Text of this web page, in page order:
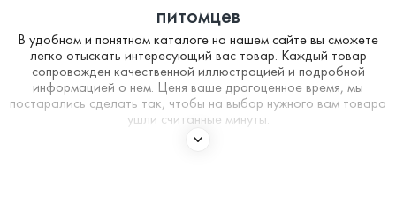
питомцев
В удобном и понятном каталоге на нашем сайте вы сможете
легко отыскать интересующий вас товар. Каждый товар
сопровожден качественной иллюстрацией и подробной
информацией о нем. Ценя ваше драгоценное время, мы
постарались сделать так, чтобы на выбор нужного вам товара
ушли считанные минуты.